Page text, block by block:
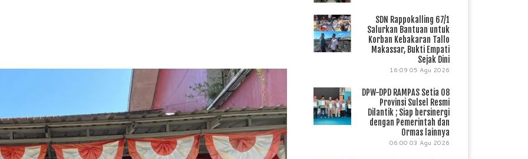
SDN Rappokalling 67/1
Salurkan Bantuan untuk
Korban Kebakaran Tallo
Makassar, Bukti Empati
Sejak Dini
16:09 05 Agu 2026
DPW-DPD RAMPAS Setia 08
Provinsi Sulsel Resmi
Dilantik ; Siap bersinergi
dengan Pemerintah dan
Ormas lainnya
06:00 03 Agu 2026